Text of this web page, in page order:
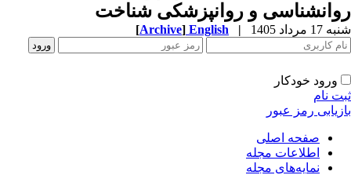
و روانپزشکی شناخت
مرداد 1405 |
English
[Archive]
ورود خودکار
نام
رمز عبور
صفحه اصلی
اطلاعات مجله
نمایه‌های مجله